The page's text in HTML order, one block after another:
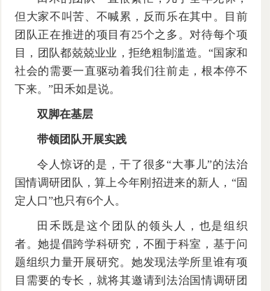
但大家不叫苦、不喊累，反而乐在其中。目前
团队正在推进的项目有25个之多。对待每个项
目，团队都兢兢业业，拒绝粗制滥造。“国家和
社会的需要一直驱动着我们往前走，根本停不
下来。”田禾如是说。
双脚在基层
带领团队开展实践
令人惊讶的是，干了很多“大事儿”的法治
国情调研团队，算上今年刚招进来的新人，“固
定人口”也只有6个人。
田禾既是这个团队的领头人，也是组织
者。她提倡跨学科研究，不囿于科室，基于问
题组织力量开展研究。她发现法学所里谁有项
目需要的专长，就将其邀请到法治国情调研团